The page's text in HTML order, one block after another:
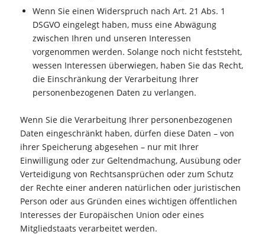
Wenn Sie einen Widerspruch nach Art. 21 Abs. 1
DSGVO eingelegt haben, muss eine Abwägung
zwischen Ihren und unseren Interessen
vorgenommen werden. Solange noch nicht feststeht,
wessen Interessen überwiegen, haben Sie das Recht,
die Einschränkung der Verarbeitung Ihrer
personenbezogenen Daten zu verlangen.
Wenn Sie die Verarbeitung Ihrer personenbezogenen
Daten eingeschränkt haben, dürfen diese Daten – von
ihrer Speicherung abgesehen – nur mit Ihrer
Einwilligung oder zur Geltendmachung, Ausübung oder
Verteidigung von Rechtsansprüchen oder zum Schutz
der Rechte einer anderen natürlichen oder juristischen
Person oder aus Gründen eines wichtigen öffentlichen
Interesses der Europäischen Union oder eines
Mitgliedstaats verarbeitet werden.